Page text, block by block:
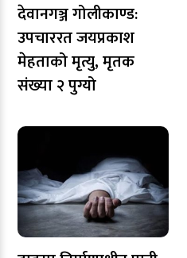
देवानगञ्ज गोलीकाण्ड:
उपचाररत जयप्रकाश
मेहताको मृत्यु, मृतक
संख्या २ पुग्यो